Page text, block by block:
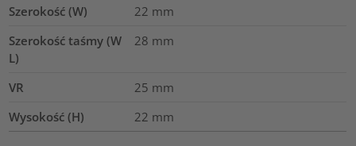
Szerokość (W) 22 mm
Szerokość taśmy (W
L)
28 mm
VR 25 mm
Wysokość (H)
22 mm